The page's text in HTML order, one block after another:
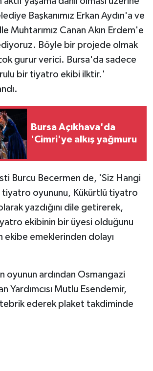
Başkanımız Erkan Aydın'a ve
Muhtarımız Canan Akın Erdem'e
Böyle bir projede olmak
gurur verici. Bursa'da sadece
bir tiyatro ekibi ilktir.'
Bursa Açıkhava'da
'Cimri'ye alkış yağmuru
Burcu Becermen de, 'Siz Hangi
tiyatro oyununu, Kükürtlü tiyatro
yazdığını dile getirerek,
ekibinin bir üyesi olduğunu
ekibe emeklerinden dolayı
oyunun ardından Osmangazi
Yardımcısı Mutlu Esendemir,
ederek plaket takdiminde